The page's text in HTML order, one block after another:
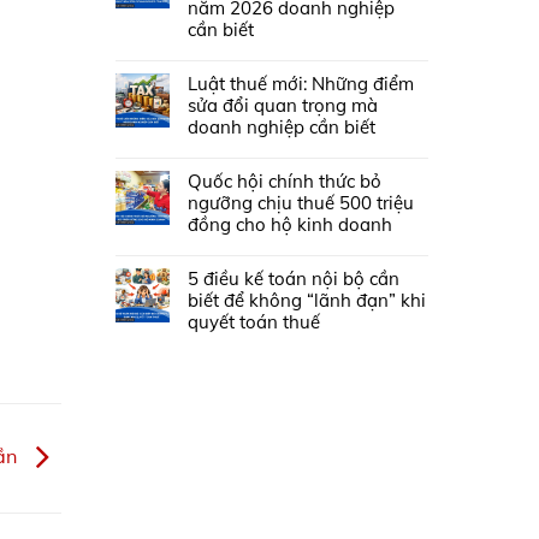
năm 2026 doanh nghiệp
cần biết
Luật thuế mới: Những điểm
sửa đổi quan trọng mà
doanh nghiệp cần biết
Quốc hội chính thức bỏ
ngưỡng chịu thuế 500 triệu
đồng cho hộ kinh doanh
5 điều kế toán nội bộ cần
biết để không “lãnh đạn” khi
quyết toán thuế